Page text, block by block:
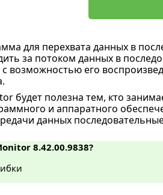
для перехвата данных в
за потоком данных в
возможностью его
будет полезна тем, кто
и аппаратного
данных
8.42.00.9838?